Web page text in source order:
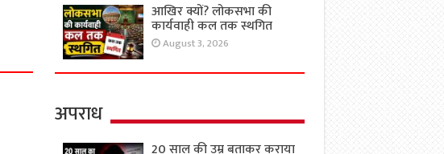
आखिर क्यों? लोकसभा की
कार्यवाही कल तक स्थगित
August 3, 2026
अपराध